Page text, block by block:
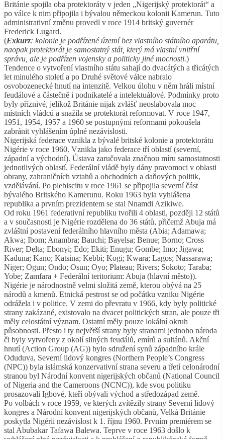
Británie spojila oba protektoráty v jeden „Nigerijský protektorát“ a
po válce k nim připojila i bývalou německou kolonii Kamerun. Tuto
administrativní změnu provedl v roce 1914 britský guvernér
Frederick Lugard.
(Exkurz: kolonie je podřízené území bez vlastního státního aparátu,
naopak protektorát je samostatný stát, který má vlastní vnitřní
správu, ale je podřízen vojensky a politicky jiné mocnosti.)
Tendence o vytvoření vlastního státu sahají do dvacátých a třicátých
let minulého století a po Druhé světové válce nabralo
osvobozenecké hnutí na intenzitě. Velkou úlohu v něm hráli místní
feudálové a částečně i podnikatelé a intelektuálové. Podmínky proto
byly příznivé, jelikož Británie nijak zvlášť neoslabovala moc
místních vládců a snažila se protektorát reformovat. V roce 1947,
1951, 1954, 1957 a 1960 se postupnými reformami pokoušela
zabránit vyhlášením úplné nezávislosti.
Nigerijská federace vznikla z bývalé britské kolonie a protektorátu
Nigérie v roce 1960. Vznikla jako federace tří oblastí (severní,
západní a východní). Ústava zaručovala značnou míru samostatnosti
jednotlivých oblastí. Federální vládě byly dány pravomoci v oblasti
obrany, zahraničních vztahů a obchodních a daňových politik,
vzdělávání. Po plebiscitu v roce 1961 se připojila severní část
bývalého Britského Kamerunu. Roku 1963 byla vyhlášena
republika a prvním prezidentem se stal Nnamdi Azikiwe.
Od roku 1961 federativní republiku tvořili 4 oblasti, později 12 států
a v současnosti je Nigérie rozdělena do 36 států, přičemž Abuja má
zvláštní postavení federálního hlavního města (Abia; Adamawa;
Akwa; Ibom; Anambra; Bauchi; Bayelsa; Benue; Borno; Cross
River; Delta; Ebonyi; Edo; Ekiti; Enugu; Gombe; Imo; Jigawa;
Kaduna; Kano; Katsina; Kebbi; Kogi; Kwara; Lagos; Nassarawa;
Niger; Ogun; Ondo; Osun; Oyo; Plateau; Rivers; Sokoto; Taraba;
Yobe; Zamfara + Federální teritorium: Abuja (hlavní město)).
Nigérie je národnostně velmi složitá země, kterou obývá na 25
národů a kmenů. Etnická pestrost se od počátku vzniku Nigérie
odrážela i v politice. V zemi do převratu v 1966, kdy byly politické
strany zakázané, existovalo na dvacet politických stran, ale pouze tři
měly celostátní význam. Ostatní měly pouze lokální okruh
působnosti. Přesto i ty největší strany byly stranami jednoho národa
či byly vytvořeny z okolí silných feudálů, emírů a sultánů. Akční
hnutí (Action Group (AG)) bylo sdružení synů západního krále
Oduduva, Severní lidový kongres (Northern People’s Congress
(NPC)) byla islámská konzervativní strana severu a třetí celonárodní
stranou byl Národní konvent nigerijských občanů (National Council
of Nigeria and the Cameroons (NCNC)), kde svou politiku
prosazovali Igbové, kteří obývali východ a středozápad země.
Po volbách v roce 1959, ve kterých zvítězily strany Severní lidový
kongres a Národní konvent nigerijských občanů, Velká Británie
poskytla Nigérii nezávislost k 1. říjnu 1960. Prvním premiérem se
stal Abubakar Tafawa Balewa. Teprve v roce 1963 došlo k